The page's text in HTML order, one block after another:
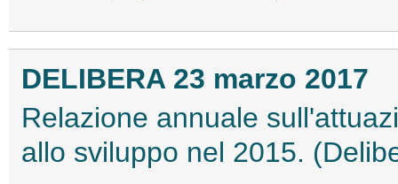
DELIBERA 23 marzo 2017
Relazione annuale
allo sviluppo nel 2015.